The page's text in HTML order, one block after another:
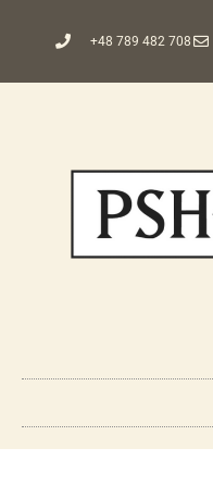
+48 789 482 708